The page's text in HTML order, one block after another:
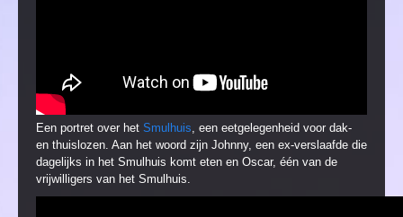
Een portret over het Smulhuis , een eetgelegenheid voor dak-
en thuislozen. Aan het woord zijn Johnny, een ex-verslaafde die
dagelijks in het Smulhuis komt eten en Oscar, één van de
vrijwilligers van het Smulhuis.